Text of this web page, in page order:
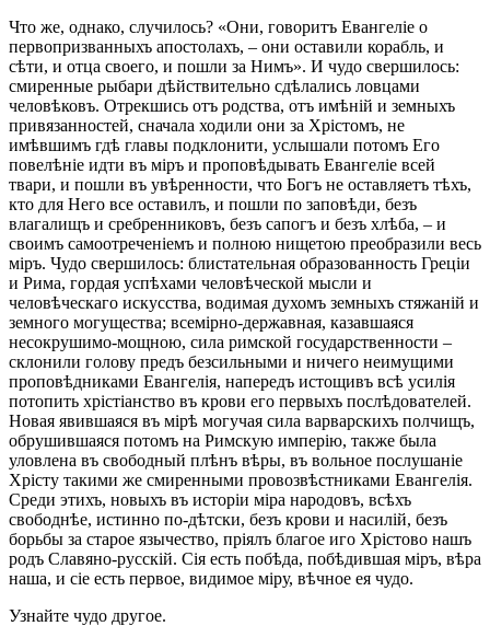
Что же, однако, случилось? «Они, говоритъ Евангеліе о
первопризванныхъ апостолахъ, – они оставили корабль, и
сѣти, и отца своего, и пошли за Нимъ». И чудо свершилось:
смиренные рыбари дѣйствительно сдѣлались ловцами
человѣковъ. Отрекшись отъ родства, отъ имѣній и земныхъ
привязанностей, сначала ходили они за Хрістомъ, не
имѣвшимъ гдѣ главы подклонити, услышали потомъ Его
повелѣніе идти въ міръ и проповѣдывать Евангеліе всей
твари, и пошли въ увѣренности, что Богъ не оставляетъ тѣхъ,
кто для Него все оставилъ, и пошли по заповѣди, безъ
влагалищъ и сребренниковъ, безъ сапогъ и безъ хлѣба, – и
своимъ самоотреченіемъ и полною нищетою преобразили весь
міръ. Чудо свершилось: блистательная образованность Греціи
и Рима, гордая успѣхами человѣческой мысли и
человѣческаго искусства, водимая духомъ земныхъ стяжаній и
земного могущества; всемірно-державная, казавшаяся
несокрушимо-мощною, сила римской государственности –
склонили голову предъ безсильными и ничего неимущими
проповѣдниками Евангелія, напередъ истощивъ всѣ усилія
потопить хрістіанство въ крови его первыхъ послѣдователей.
Новая явившаяся въ мірѣ могучая сила варварскихъ полчищъ,
обрушившаяся потомъ на Римскую имперію, также была
уловлена въ свободный плѣнъ вѣры, въ вольное послушаніе
Хрісту такими же смиренными провозвѣстниками Евангелія.
Среди этихъ, новыхъ въ исторіи міра народовъ, всѣхъ
свободнѣе, истинно по-дѣтски, безъ крови и насилій, безъ
борьбы за старое язычество, пріялъ благое иго Хрістово нашъ
родъ Славяно-русскій. Сія есть побѣда, побѣдившая міръ, вѣра
наша, и сіе есть первое, видимое міру, вѣчное ея чудо.
Узнайте чудо другое.